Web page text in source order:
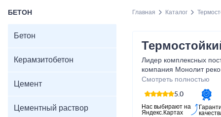
БЕТОН
Бетон
Керамзитобетон
Цемент
Цементный раствор
Главная Каталог
Лидер комплексных
компания Монолит
и юридических лиц.
стройматериалы как
сооружения и ремонта
Смотреть полностью
5.0
Нас выбирают на
Яндекс.Картах